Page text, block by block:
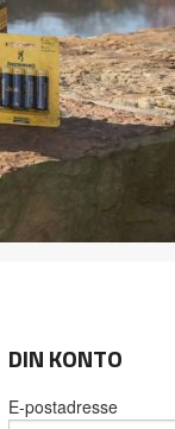
DIN KONTO
E-postadresse